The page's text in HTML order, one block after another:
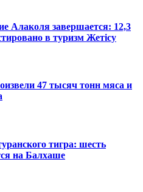
Алаколя завершается: 12,3
в туризм Жетісу
47 тысяч тонн мяса и
тигра: шесть
на Балхаше